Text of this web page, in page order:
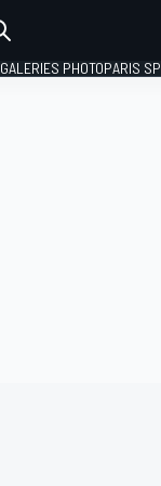
GALERIES PHOTOPARIS